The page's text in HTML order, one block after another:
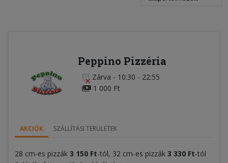
Peppino Pizzéria
Zárva - 10:30 - 22:55
1 000 Ft
AKCIÓK SZÁLLÍTÁSI TERÜLETEK
28 cm-es pizzák 3 150 Ft-tól, 32 cm-es pizzák 3 330 Ft-tól